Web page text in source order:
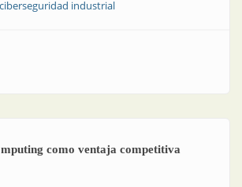
ciberseguridad industrial
Ciberseguridad y seguridad industrial | ¿Quién
como ventaja competitiva